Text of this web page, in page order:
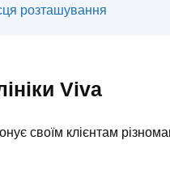
розташування
Viva
своїм клієнтам